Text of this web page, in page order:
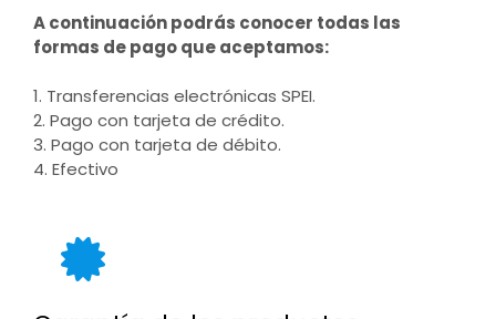
A continuación podrás conocer todas las
formas de pago que aceptamos:
1. Transferencias electrónicas SPEI.
2. Pago con tarjeta de crédito.
3. Pago con tarjeta de débito.
4. Efectivo